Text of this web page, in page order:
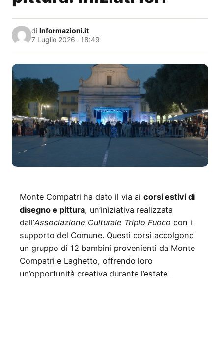
di Informazioni.it
7 Luglio 2026 · 18:49
Monte Compatri ha dato il via ai corsi estivi di
disegno e pittura, un’iniziativa realizzata
dall’Associazione Culturale Triplo Fuoco con il
supporto del Comune. Questi corsi accolgono
un gruppo di 12 bambini provenienti da Monte
Compatri e Laghetto, offrendo loro
un’opportunità creativa durante l’estate.